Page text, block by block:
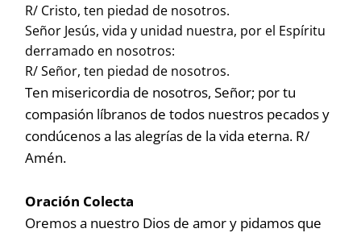
R/ Cristo, ten piedad de nosotros.
Señor Jesús, vida y unidad nuestra, por el Espíritu
derramado en nosotros:
R/ Señor, ten piedad de nosotros.
Ten misericordia de nosotros, Señor; por tu
compasión líbranos de todos nuestros pecados y
condúcenos a las alegrías de la vida eterna. R/
Amén.
Oración Colecta
Oremos a nuestro Dios de amor y pidamos que